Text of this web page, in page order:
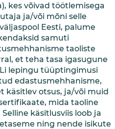
kes võivad töötlemisega
ja/või mõni selle
Eesti, palume
samuti
taoliste
et teha tasa igasugune
lepingu tüüptingimusi
edastusmehhanisme,
käsitlev otsus, ja/või muid
mida taoline
käsitlusviis loob ja
ning nende isikute